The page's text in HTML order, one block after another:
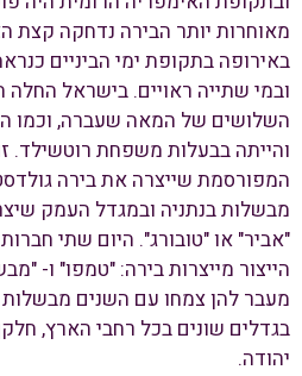
מאוחרות יותר הבירה נדחקה קצת
באירופה בתקופת ימי הביניים
ובמי שתייה ראויים. בישראל
השלושים של המאה שעברה, וכמו
והייתה בבעלות משפחת רוטשילד.
המפורסמת שייצרה את בירה
מבשלות בנתניה ובמגדל העמק
"אביר" או "טובורג". היום שתי
הייצור מייצרות בירה: "טמפו" ו-
מעבר להן צמחו עם השנים מבשלות
בגדלים שונים בכל רחבי הארץ,
יהודה.